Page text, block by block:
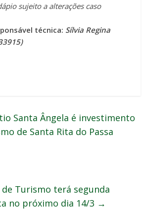
sujeito a alterações caso
.
técnica: Sílvia Regina
Santa Ângela é investimento
de Santa Rita do Passa
Turismo terá segunda
no próximo dia 14/3 →